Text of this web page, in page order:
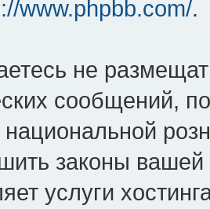
www.phpbb.com/.
не
сообщений,
национальной
законы
услуги